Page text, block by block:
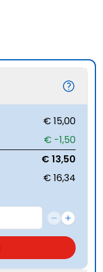
€ 15,00
€ -1,50
€ 13,50
€ 16,34